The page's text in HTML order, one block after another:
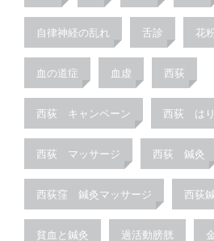
自律神経の乱れ 舌診 花
血の道症 血虚 西荻
西荻 キャンペーン 西荻 はり
西荻 マッサージ 西荻 鍼灸
西荻窪 鍼灸マッサージ 西荻
貧血と鍼灸 過活動膀胱